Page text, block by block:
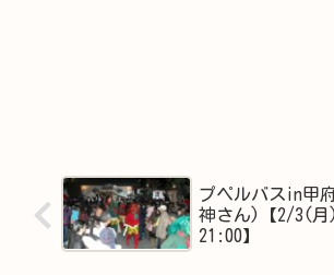
プペルバスin甲
神さん)【2/3(月
21:00】